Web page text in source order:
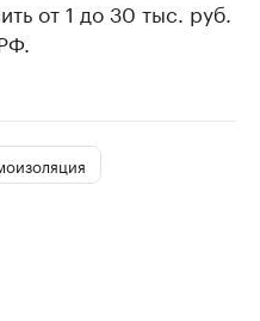
от 1 до 30 тыс. руб.